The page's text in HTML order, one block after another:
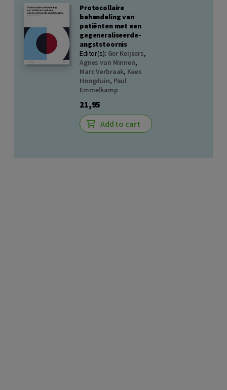
Protocollaire
behandeling van
patiënten met een
gegeneraliseerde-
angststoornis
Editor(s): Ger Keijsers,
Agnes van Minnen,
Marc Verbraak, Kees
Hoogduin, Paul
Emmelkamp
21,95
Add to cart